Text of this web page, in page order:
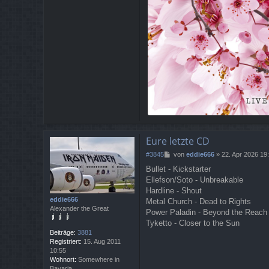
eddie666
Alexander the Great
Beiträge: 3881
Registriert: 15. Aug 2011
10:55
Wohnort: Somewhere in
Eure letzte CD
#3845
B
t
r
a
g
von eddie666» 22. Apr 2026
Bullet - Kickstarter
Ellefson/Soto - Unbreakable
Hardline - Shout
Metal Church - Dead to Rights
Power Paladin - Beyond the
Tyketto - Closer to the Sun